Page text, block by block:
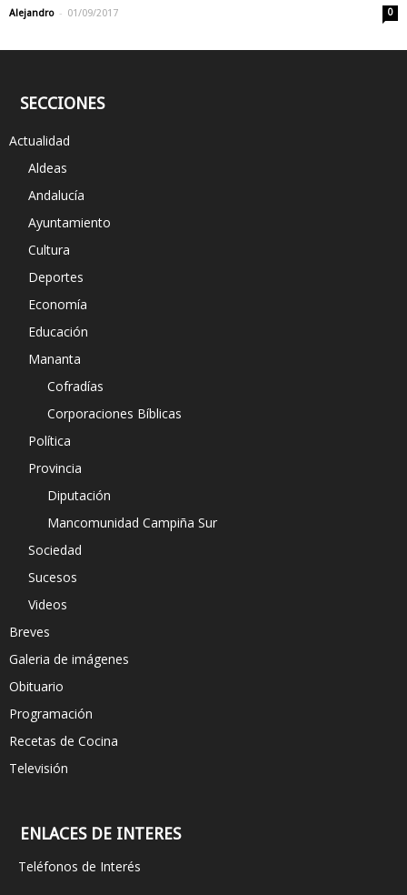
Alejandro - 01/09/2017 0
SECCIONES
Actualidad
Aldeas
Andalucía
Ayuntamiento
Cultura
Deportes
Economía
Educación
Mananta
Cofradías
Corporaciones Bíblicas
Política
Provincia
Diputación
Mancomunidad Campiña Sur
Sociedad
Sucesos
Videos
Breves
Galeria de imágenes
Obituario
Programación
Recetas de Cocina
Televisión
ENLACES DE INTERES
Teléfonos de Interés